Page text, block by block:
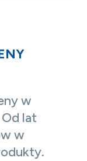
w
lat
w